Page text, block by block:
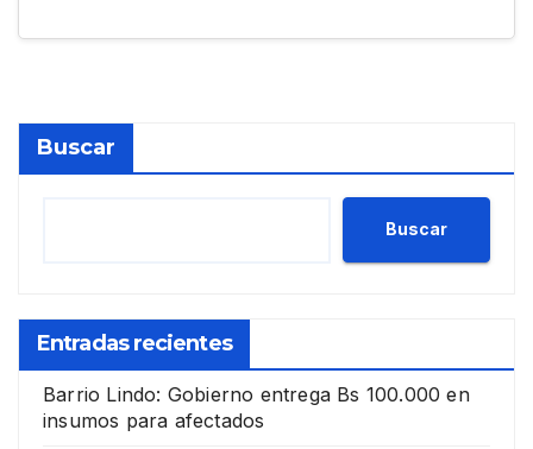
Buscar
Buscar
Entradas recientes
Barrio Lindo: Gobierno entrega Bs 100.000 en
insumos para afectados